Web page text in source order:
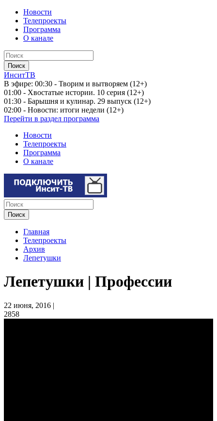
Новости
Телепроекты
Программа
О канале
ИнситТВ
В эфире: 00:30 - Творим и вытворяем (12+)
01:00 - Хвостатые истории. 10 серия (12+)
01:30 - Барышня и кулинар. 29 выпуск (12+)
02:00 - Новости: итоги недели (12+)
Перейти в раздел программа
Новости
Телепроекты
Программа
О канале
Главная
Телепроекты
Архив
Лепетушки
Лепетушки | Профессии
22 июня, 2016 |
2858